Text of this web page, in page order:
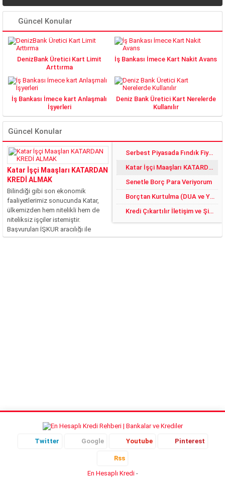
Olan Şubeler Hangisi?
Güncel Konular
DenizBank Üretici Kart Limit
Arttırma
İş Bankası İmece Kart Nakit Avans
İş Bankası İmece kart Anlaşmalı
İşyerleri
Deniz Bank Üretici Kart Nerelerde
Kullanılır
Güncel Konular
Katar İşçi Maaşları KATARDAN
KREDİ ALMAK
Bilindiği gibi son ekonomik
faaliyetlerimiz sonucunda Katar,
ülkemizden hem nitelikli hem de
niteliksiz işçiler istemiştir.
Başvuruları İŞKUR aracılığı ile
yapılan bu işler, ciddi şekilde
Serbest Piyasada Fındık Fiyatları 2018 DE YÜZLER GÜLER:)
Katar İşçi Maaşları KATARDAN KREDİ ALMAK
Senetle Borç Para Veriyorum
Borçtan Kurtulma (DUA ve YÖNTEMLER)
Kredi Çıkartılır İletişim ve Şikayet
Twitter Google Youtube Pinterest
Rss
En Hesaplı Kredi-